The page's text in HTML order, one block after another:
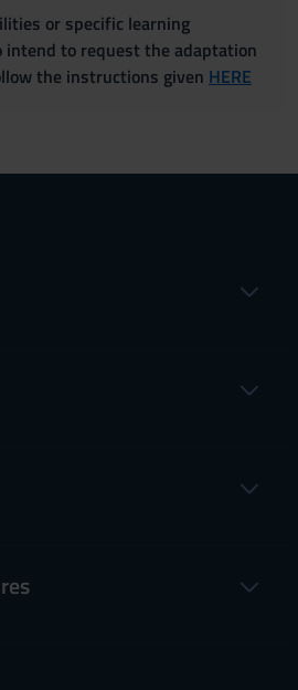
or specific learning
intend to request the adaptation
the instructions given HERE